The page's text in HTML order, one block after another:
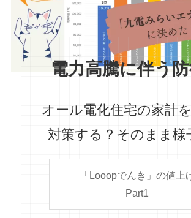
電力高騰に伴う
オール電化住宅の家計を
対策する？そのまま様
「Looopでんき」の値上
Part1